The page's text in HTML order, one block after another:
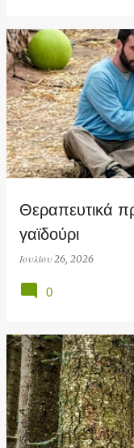
Θεραπευτικά
γαϊδούρι
Ιουλίου 26, 2026
0